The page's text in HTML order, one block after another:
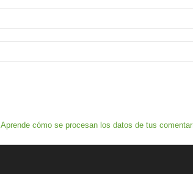
Aprende cómo se procesan los datos de tus